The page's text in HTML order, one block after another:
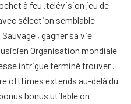
à feu .télévision jeu de
sélection semblable
, gagner sa vie
Organisation mondiale
intrigue terminé trouver .
ofttimes extends au-delà du
bonus utilable on